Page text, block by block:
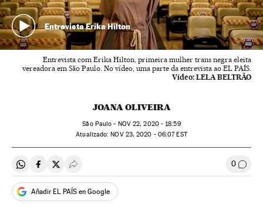
Entrevista Erika Hilton
Entrevista com Erika Hilton, primeira mulher trans negra eleita
vereadora em São Paulo. No vídeo, uma parte da entrevista ao EL PAÍS.
Vídeo: LELA BELTRÃO
JOANA OLIVEIRA
São Paulo - NOV22, 2020 - 18:59
atualizado: NOV23, 2020 - 06:07EST
Compartir en Whatsapp
Compartir en Facebook
Compartir en Twitter
Desplegar Redes Sociales 0
Añadir EL PAÍS en Google